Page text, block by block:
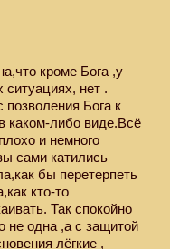
кроме Бога ,у
нет .
Бога к
каком-либо виде.Всё
и немного
сами катились
бы перетерпеть
кто-то
Так спокойно
не одна ,а с защитой
лёгкие ,